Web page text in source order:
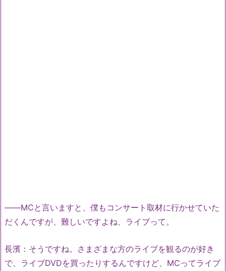
――MCと言いますと、僕もコンサート取材に行かせていた
だくんですが、難しいですよね、ライブって。
長濱：そうですね。さまざまな方のライブを観るのが好き
で、ライブDVDを買ったりするんですけど、MCってライブ